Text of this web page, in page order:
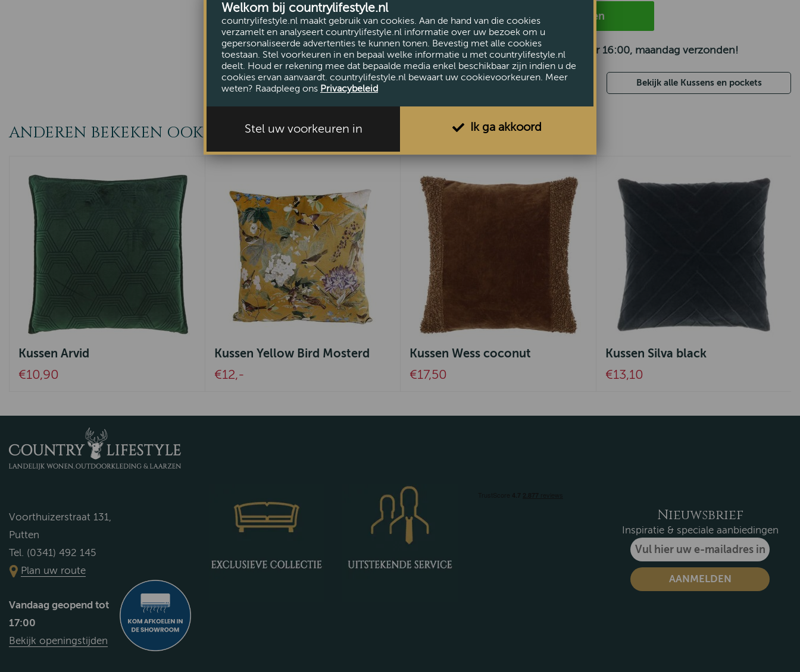
in winkelwagen
Vandaag besteld voor 16:00, maandag verzonden!
Bekijk alle Kussens en pockets
ANDEREN BEKEKEN OOK
Kussen Arvid
€10,90
Kussen Yellow Bird Mosterd
€12,-
Kussen Wess coconut
€17,50
Kussen Silva black
€13,10
Voorthuizerstraat 131,
Putten
Tel. (0341) 492 145
Plan uw route
Vandaag geopend tot
17:00
Bekijk openingstijden
Nieuwsbrief
Inspiratie & speciale aanbiedingen
Welkom bij countrylifestyle.nl
countrylifestyle.nl maakt gebruik van cookies. Aan de hand van die cookies
verzamelt en analyseert countrylifestyle.nl informatie over uw bezoek om u
gepersonaliseerde advertenties te kunnen tonen. Bevestig met alle cookies
toestaan. Stel voorkeuren in en bepaal welke informatie u met countrylifestyle.nl
deelt. Houd er rekening mee dat bepaalde media enkel beschikbaar zijn indien u de
cookies ervan aanvaardt. countrylifestyle.nl bewaart uw cookievoorkeuren. Meer
weten? Raadpleeg ons Privacybeleid
Stel uw voorkeuren in Ik ga akkoord